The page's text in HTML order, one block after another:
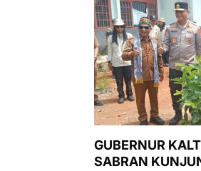
GUBERNUR
SABRAN